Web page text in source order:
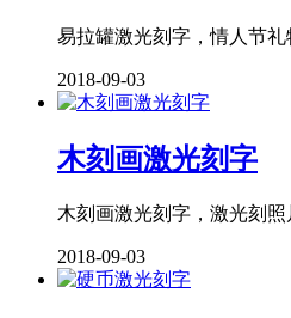
易拉罐激光刻字，情人节礼
2018-09-03
木刻画激光刻字
木刻画激光刻字，激光刻照
2018-09-03